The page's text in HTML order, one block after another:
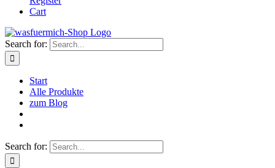
Cart
Search for:
Start
Alle Produkte
zum Blog
Search for: